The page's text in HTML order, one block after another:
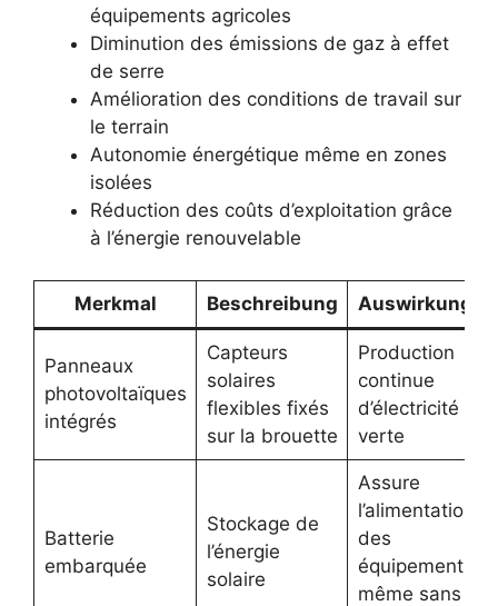
équipements agricoles
Diminution des émissions de gaz à effet
de serre
Amélioration des conditions de travail sur
le terrain
Autonomie énergétique même en zones
isolées
Réduction des coûts d’exploitation grâce
à l’énergie renouvelable
Merkmal Beschreibung Auswirkungen
Panneaux
photovoltaïques
intégrés
Capteurs
solaires
flexibles fixés
sur la brouette
Production
continue
d’électricité
verte
Batterie
embarquée
Stockage de
l’énergie
solaire
Assure
l’alimentation
des
équipements
même sans